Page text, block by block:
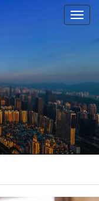
T
o
n
a
v
g
a
o
n